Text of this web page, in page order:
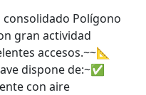
consolidado Polígono
gran actividad
accesos.~~📐
dispone de:~✅
con aire